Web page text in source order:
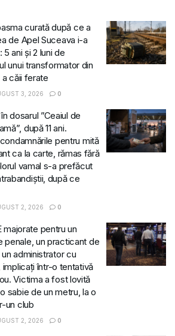
curată după ce a
de Apel Suceava i-a
ani și 2 luni de
unui transformator din
a căii ferate
3, 2026 0
dosarul ”Ceaiul de
după 11 ani.
pentru mită
ca la carte, rămas fără
vamal s-a prefăcut
după ce
2, 2026 0
majorate pentru un
penale, un practicant de
administrator cu
într-o tentativă
Victima a fost lovită
sabie de un metru, la o
un club
2, 2026 0